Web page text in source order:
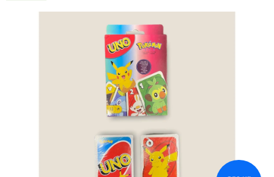
produktu